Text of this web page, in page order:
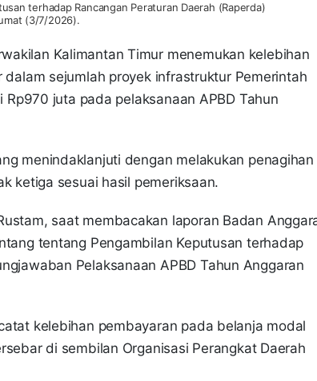
terhadap Rancangan Peraturan Daerah (Raperda)
(3/7/2026).
Kalimantan Timur menemukan kelebihan
sejumlah proyek infrastruktur Pemerintah
juta pada pelaksanaan APBD Tahun
menindaklanjuti dengan melakukan penagihan
ketiga sesuai hasil pemeriksaan.
saat membacakan laporan Badan
tentang Pengambilan Keputusan terhadap
Pelaksanaan APBD Tahun Anggaran
kelebihan pembayaran pada belanja modal
di sembilan Organisasi Perangkat Daerah